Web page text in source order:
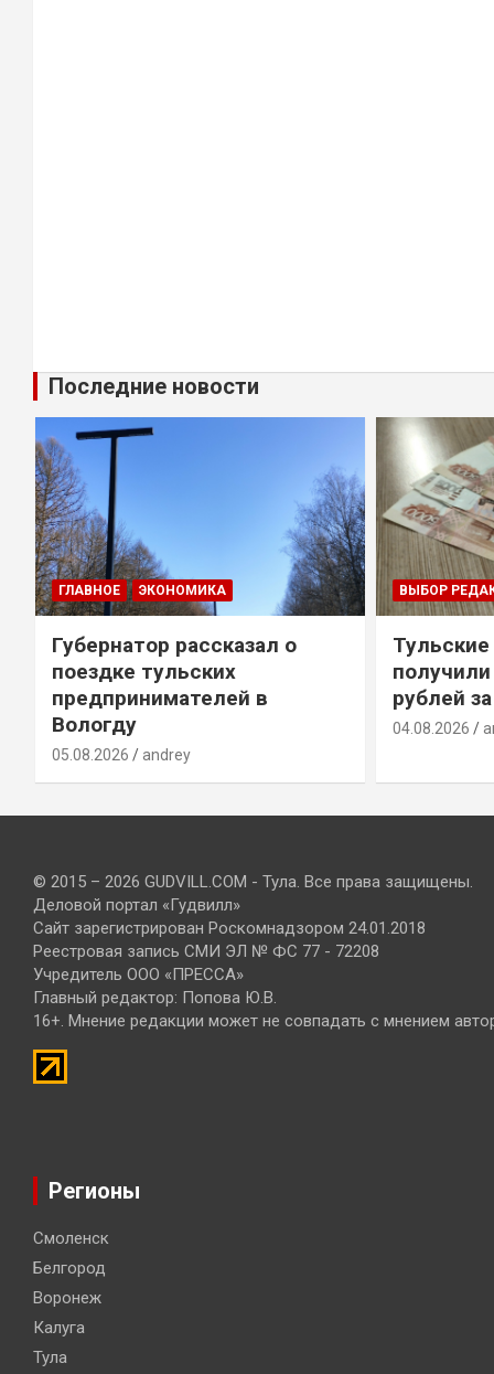
Последние новости
ГЛАВНОЕ ЭКОНОМИКА
Губернатор рассказал о
поездке тульских
предпринимателей в
Вологду
05.08.2026 andrey
ВЫБОР
рублей
04.08.2026
© 2015 – 2026 GUDVILL.COM - Тула. Все права защищены.
Деловой портал «Гудвилл»
Сайт зарегистрирован Роскомнадзором 24.01.2018
Реестровая запись СМИ ЭЛ № ФС 77 - 72208
Учредитель ООО «ПРЕССА»
Главный редактор: Попова Ю.В.
16+. Мнение редакции может не совпадать с мнением
Регионы
Смоленск
Белгород
Воронеж
Калуга
Тула